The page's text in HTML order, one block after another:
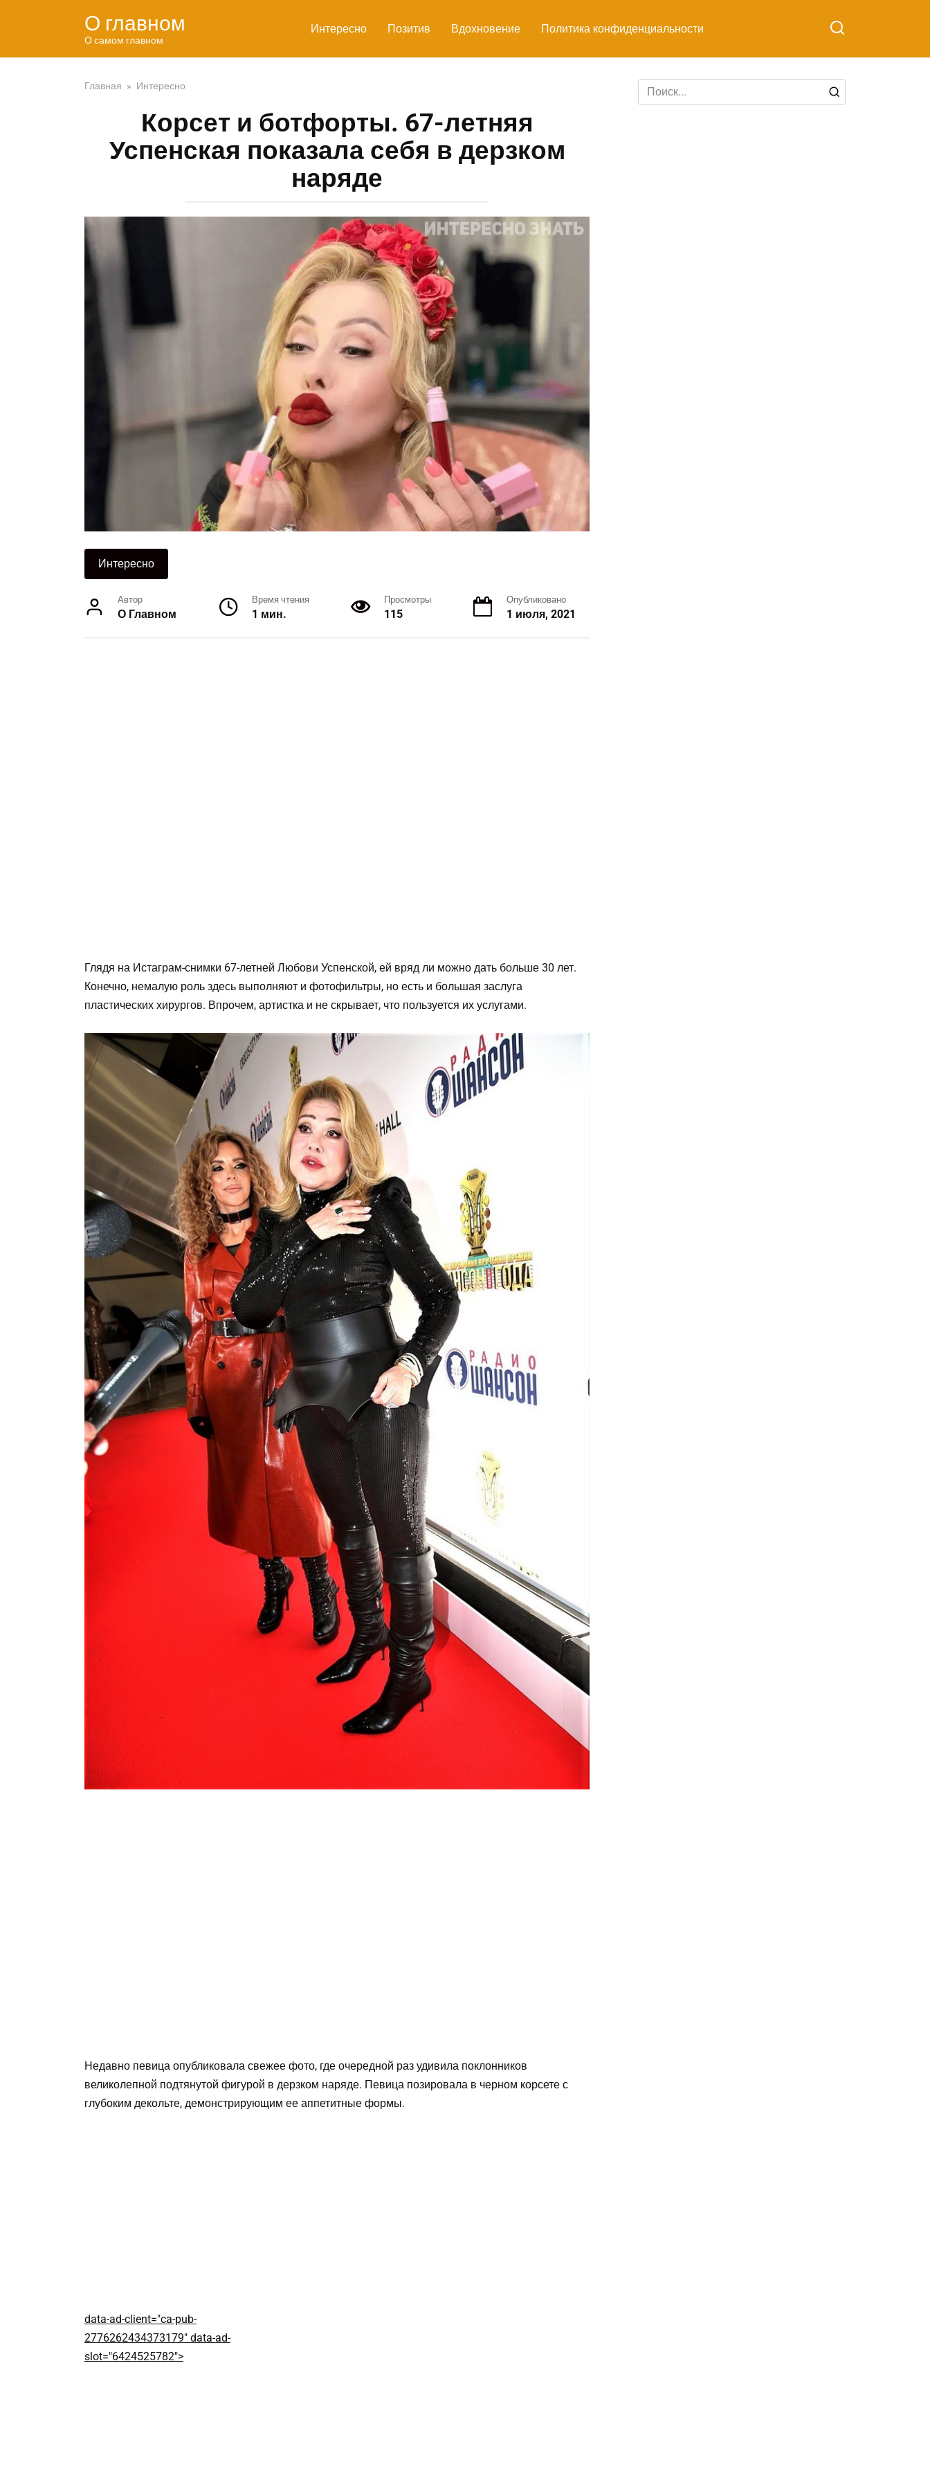
О главном
О самом главном
Интересно Позитив Вдохновение Политика конфиденциальности
Главная » Интересно
Корсет и ботфорты. 67-летняя
Успенская показала себя в дерзком
наряде
Интересно
Автор
О Главном
Время чтения
1 мин.
Просмотры
115
Опубликовано
1 июля, 2021
Глядя на Истаграм-снимки 67-летней Любови Успенской, ей вряд ли можно дать больше 30 лет.
Конечно, немалую роль здесь выполняют и фотофильтры, но есть и большая заслуга
пластических хирургов. Впрочем, артистка и не скрывает, что пользуется их услугами.
Недавно певица опубликовала свежее фото, где очередной раз удивила поклонников
великолепной подтянутой фигурой в дерзком наряде. Певица позировала в черном корсете с
глубоким декольте, демонстрирующим ее аппетитные формы.
data-ad-client="ca-pub-
2776262434373179" data-ad-
slot="6424525782">
Search
for: